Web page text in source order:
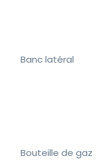
Banc latéral
Bouteille de gaz